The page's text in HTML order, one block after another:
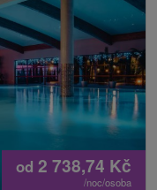
od 2 738,74 Kč
/noc/osoba